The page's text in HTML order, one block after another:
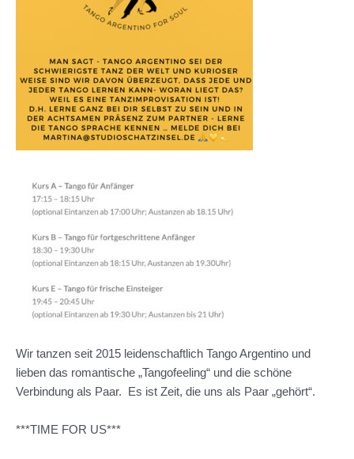
Wir tanzen seit 2015 leidenschaftlich Tango Argentino und
lieben das romantische „Tangofeeling“ und die schöne
Verbindung als Paar. Es ist Zeit, die uns als Paar „gehört“.
***TIME FOR US***